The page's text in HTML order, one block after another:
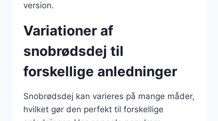
version.
Variationer af
snobrødsdej til
forskellige anledninger
Snobrødsdej kan varieres på mange måder,
hvilket gør den perfekt til forskellige